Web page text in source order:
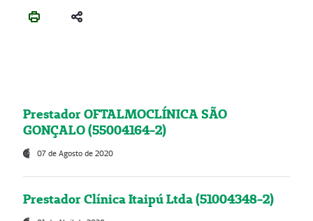
Prestador OFTALMOCLÍNICA SÃO
GONÇALO (55004164-2)
07 de Agosto de 2020
Prestador Clínica Itaipú Ltda (51004348-2)